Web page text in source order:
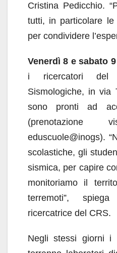
Cristina Pedicchio.
tutti, in particolare
per condividere
Venerdì 8 e sabato
i ricercatori del
Sismologiche, in via
sono pronti ad
(prenotazione
eduscuole@inogs).
scolastiche, gli
sismica, per capire
monitoriamo il
terremoti”,
ricercatrice del CRS.
Negli stessi giorni i